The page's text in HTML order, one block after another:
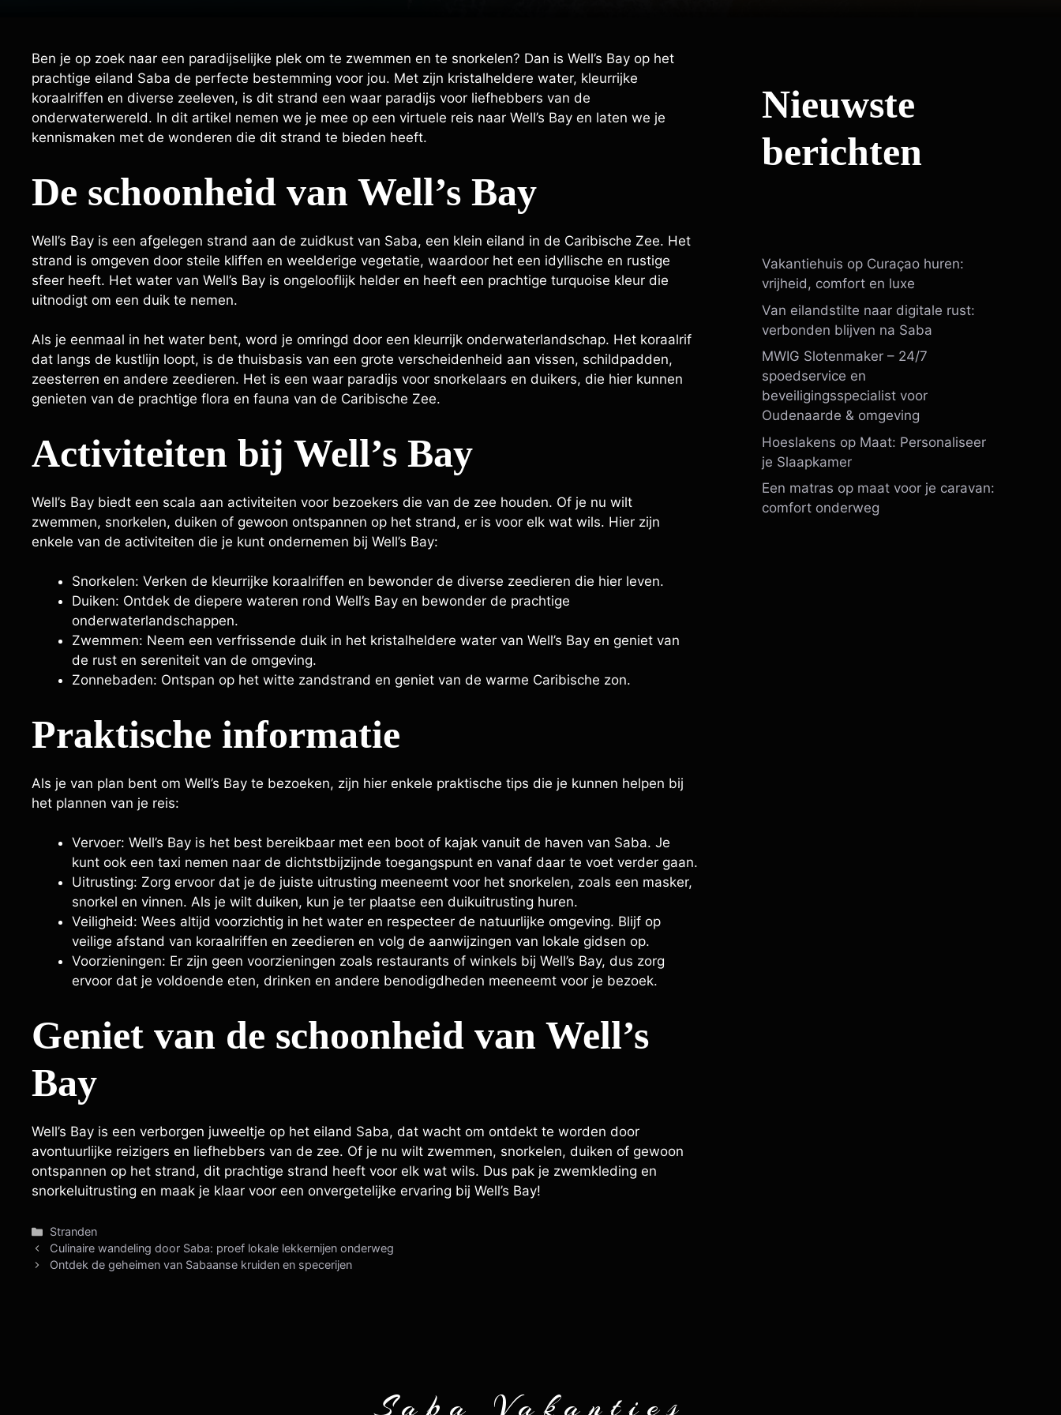
Ben je op zoek naar een paradijselijke plek om te zwemmen en te snorkelen? Dan is Well’s Bay op het
prachtige eiland Saba de perfecte bestemming voor jou. Met zijn kristalheldere water, kleurrijke
koraalriffen en diverse zeeleven, is dit strand een waar paradijs voor liefhebbers van de
onderwaterwereld. In dit artikel nemen we je mee op een virtuele reis naar Well’s Bay en laten we je
kennismaken met de wonderen die dit strand te bieden heeft.
De schoonheid van Well’s Bay
Well’s Bay is een afgelegen strand aan de zuidkust van Saba, een klein eiland in de Caribische Zee. Het
strand is omgeven door steile kliffen en weelderige vegetatie, waardoor het een idyllische en rustige
sfeer heeft. Het water van Well’s Bay is ongelooflijk helder en heeft een prachtige turquoise kleur die
uitnodigt om een duik te nemen.
Als je eenmaal in het water bent, word je omringd door een kleurrijk onderwaterlandschap. Het koraalrif
dat langs de kustlijn loopt, is de thuisbasis van een grote verscheidenheid aan vissen, schildpadden,
zeesterren en andere zeedieren. Het is een waar paradijs voor snorkelaars en duikers, die hier kunnen
genieten van de prachtige flora en fauna van de Caribische Zee.
Activiteiten bij Well’s Bay
Well’s Bay biedt een scala aan activiteiten voor bezoekers die van de zee houden. Of je nu wilt
zwemmen, snorkelen, duiken of gewoon ontspannen op het strand, er is voor elk wat wils. Hier zijn
enkele van de activiteiten die je kunt ondernemen bij Well’s Bay:
Snorkelen: Verken de kleurrijke koraalriffen en bewonder de diverse zeedieren die hier leven.
Duiken: Ontdek de diepere wateren rond Well’s Bay en bewonder de prachtige
onderwaterlandschappen.
Zwemmen: Neem een verfrissende duik in het kristalheldere water van Well’s Bay en geniet van
de rust en sereniteit van de omgeving.
Zonnebaden: Ontspan op het witte zandstrand en geniet van de warme Caribische zon.
Praktische informatie
Als je van plan bent om Well’s Bay te bezoeken, zijn hier enkele praktische tips die je kunnen helpen bij
het plannen van je reis:
Vervoer: Well’s Bay is het best bereikbaar met een boot of kajak vanuit de haven van Saba. Je
kunt ook een taxi nemen naar de dichtstbijzijnde toegangspunt en vanaf daar te voet verder gaan.
Uitrusting: Zorg ervoor dat je de juiste uitrusting meeneemt voor het snorkelen, zoals een masker,
snorkel en vinnen. Als je wilt duiken, kun je ter plaatse een duikuitrusting huren.
Veiligheid: Wees altijd voorzichtig in het water en respecteer de natuurlijke omgeving. Blijf op
veilige afstand van koraalriffen en zeedieren en volg de aanwijzingen van lokale gidsen op.
Voorzieningen: Er zijn geen voorzieningen zoals restaurants of winkels bij Well’s Bay, dus zorg
ervoor dat je voldoende eten, drinken en andere benodigdheden meeneemt voor je bezoek.
Geniet van de schoonheid van Well’s
Bay
Well’s Bay is een verborgen juweeltje op het eiland Saba, dat wacht om ontdekt te worden door
avontuurlijke reizigers en liefhebbers van de zee. Of je nu wilt zwemmen, snorkelen, duiken of gewoon
ontspannen op het strand, dit prachtige strand heeft voor elk wat wils. Dus pak je zwemkleding en
snorkeluitrusting en maak je klaar voor een onvergetelijke ervaring bij Well’s Bay!
Categorieën
Stranden
Culinaire wandeling door Saba: proef lokale lekkernijen onderweg
Ontdek de geheimen van Sabaanse kruiden en specerijen
Nieuwste
berichten
Vakantiehuis op Curaçao huren:
vrijheid, comfort en luxe
Van eilandstilte naar digitale rust:
verbonden blijven na Saba
MWIG Slotenmaker – 24/7
spoedservice en
beveiligingsspecialist voor
Oudenaarde & omgeving
Hoeslakens op Maat: Personaliseer
je Slaapkamer
Een matras op maat voor je caravan:
comfort onderweg